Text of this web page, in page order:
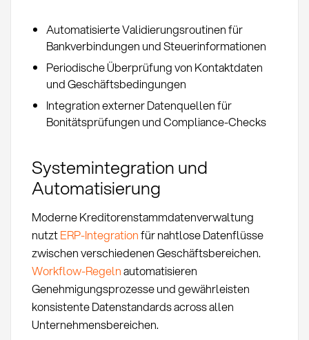
Automatisierte Validierungsroutinen für
Bankverbindungen und Steuerinformationen
Periodische Überprüfung von Kontaktdaten
und Geschäftsbedingungen
Integration externer Datenquellen für
Bonitätsprüfungen und Compliance-Checks
Systemintegration und
Automatisierung
Moderne Kreditorenstammdatenverwaltung
nutztERP-Integrationfür nahtlose Datenflüsse
zwischen verschiedenen Geschäftsbereichen.
Workflow-Regelnautomatisieren
Genehmigungsprozesse und gewährleisten
konsistente Datenstandards across allen
Unternehmensbereichen.